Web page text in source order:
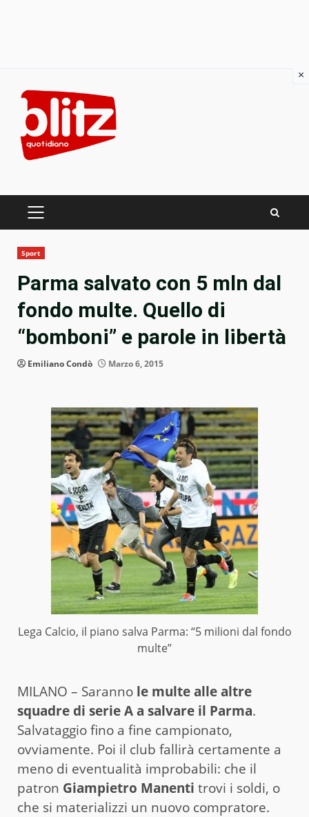
content
PRIMARY
Sport
Parma salvato con 5 mln dal
fondo multe. Quello di
“bomboni” e parole in libertà
Emiliano Condò Marzo 6, 2015
Lega Calcio, il piano salva Parma: “5 milioni dal fondo
multe”
MILANO – Saranno le multe alle altre
squadre di serie A a salvare il Parma.
Salvataggio fino a fine campionato,
ovviamente. Poi il club fallirà certamente a
meno di eventualità improbabili: che il
patron Giampietro Manenti trovi i soldi, o
che si materializzi un nuovo compratore.
×